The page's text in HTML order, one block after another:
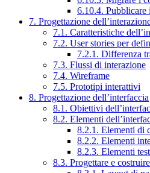
6.10.4. Pubblicare
7. Progettazione
7.1. Caratteristiche
7.2. User stories per
7.2.1. Differenza
7.3. Flussi di interazione
7.4. Wireframe
7.5. Prototipi interattivi
8. Progettazione dell’interfaccia
8.1. Obiettivi
8.2. Elementi
8.2.1. Elementi di
8.2.2. Elementi
8.2.3. Elementi
8.3. Progettare e